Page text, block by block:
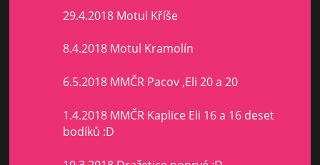
29.4.2018 Motul Kříše
8.4.2018 Motul Kramolín
6.5.2018 MMČR Pacov ,Eli 20 a 20
1.4.2018 MMČR Kaplice Eli 16 a 16 deset
bodíků :D